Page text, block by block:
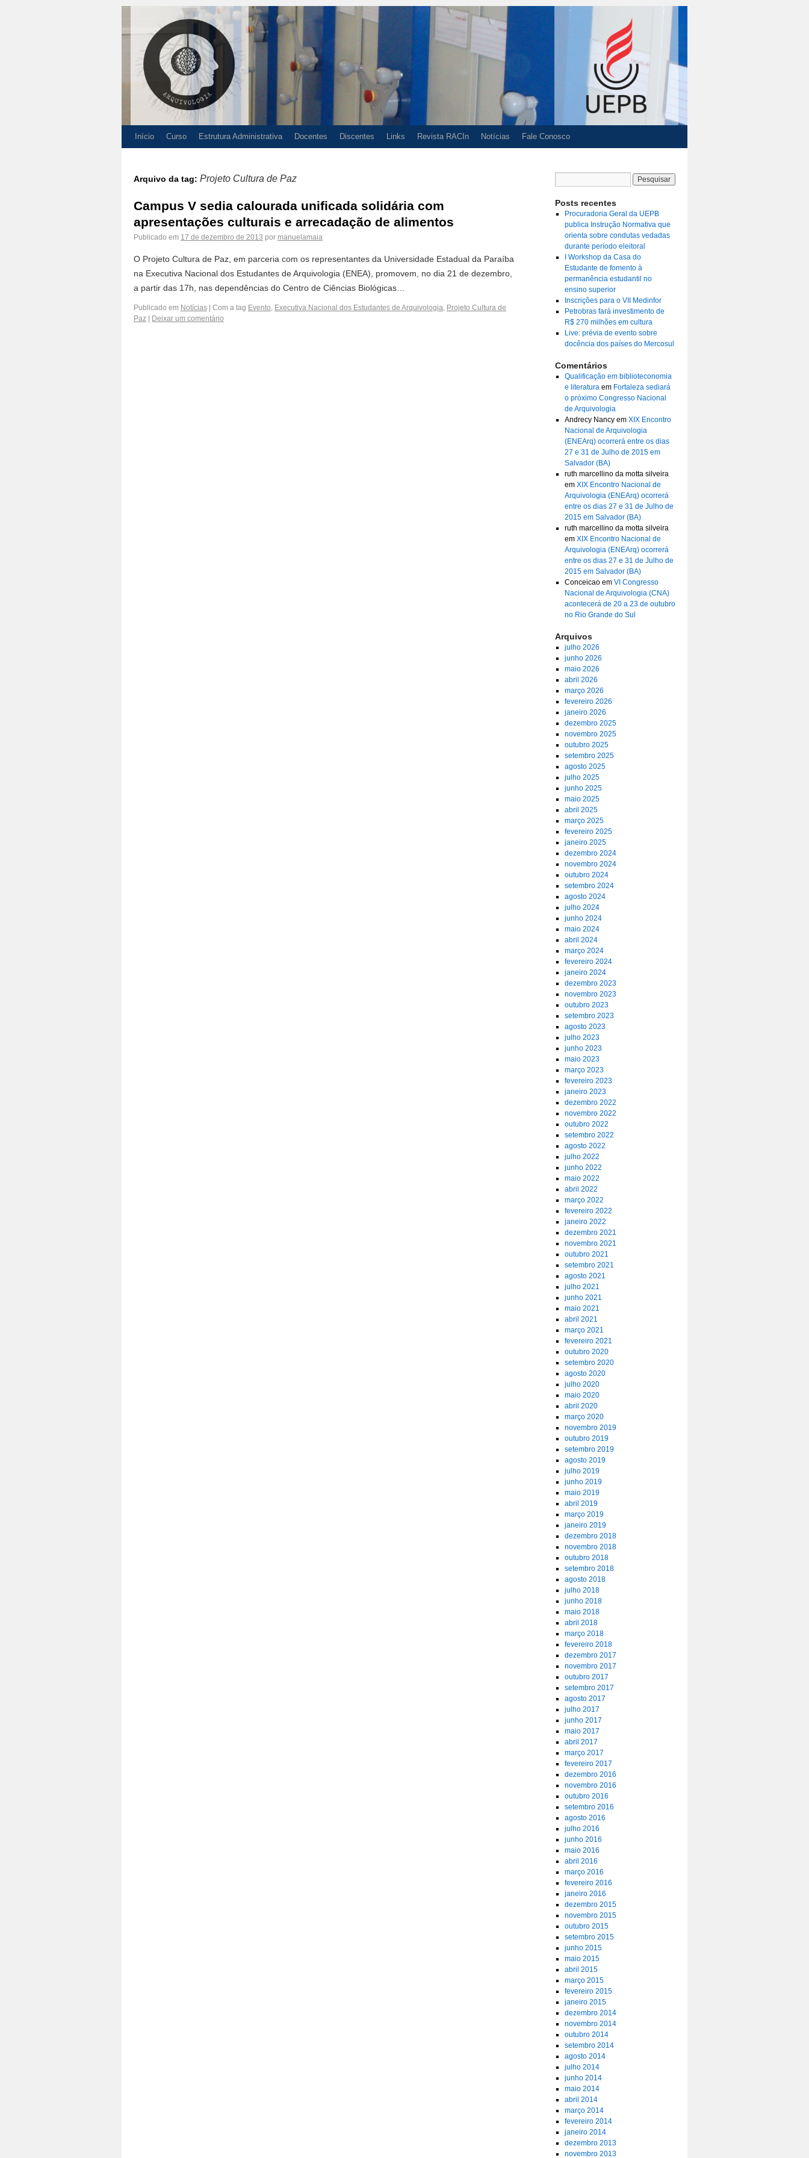
Início Curso Estrutura Administrativa Docentes Discentes Links Revista RACIn Notícias Fale Conosco
Arquivo da tag: Projeto Cultura de Paz
Campus V sedia calourada unificada solidária com
apresentações culturais e arrecadação de alimentos
Publicado em 17 de dezembro de 2013 por manuelamaia
O Projeto Cultura de Paz, em parceria com os representantes da Universidade Estadual da Paraíba
na Executiva Nacional dos Estudantes de Arquivologia (ENEA), promovem, no dia 21 de dezembro,
a partir das 17h, nas dependências do Centro de Ciências Biológicas…
Publicado em Notícias Com a tag Evento, Executiva Nacional dos Estudantes de Arquivologia, Projeto Cultura de
Paz
Deixar um comentário
Posts recentes
Procuradoria Geral da UEPB
publica Instrução Normativa que
orienta sobre condutas vedadas
durante período eleitoral
I Workshop da Casa do
Estudante de fomento à
permanência estudantil no
ensino superior
Inscrições para o VII Medinfor
Petrobras fará investimento de
R$ 270 milhões em cultura
Live: prévia de evento sobre
docência dos países do Mercosul
Comentários
Qualificação em biblioteconomia
e literaturaem Fortaleza sediará
o próximo Congresso Nacional
de Arquivologia
Andrecy Nancyem XIX Encontro
Nacional de Arquivologia
(ENEArq) ocorrerá entre os dias
27 e 31 de Julho de 2015 em
Salvador (BA)
ruth marcellino da motta silveira
em XIX Encontro Nacional de
Arquivologia (ENEArq) ocorrerá
entre os dias 27 e 31 de Julho de
2015 em Salvador (BA)
ruth marcellino da motta silveira
em XIX Encontro Nacional de
Arquivologia (ENEArq) ocorrerá
entre os dias 27 e 31 de Julho de
2015 em Salvador (BA)
Conceicaoem VI Congresso
Nacional de Arquivologia (CNA)
acontecerá de 20 a 23 de outubro
no Rio Grande do Sul
Arquivos
julho 2026
junho 2026
maio 2026
abril 2026
março 2026
fevereiro 2026
janeiro 2026
dezembro 2025
novembro 2025
outubro 2025
setembro 2025
agosto 2025
julho 2025
junho 2025
maio 2025
abril 2025
março 2025
fevereiro 2025
janeiro 2025
dezembro 2024
novembro 2024
outubro 2024
setembro 2024
agosto 2024
julho 2024
junho 2024
maio 2024
abril 2024
março 2024
fevereiro 2024
janeiro 2024
dezembro 2023
novembro 2023
outubro 2023
setembro 2023
agosto 2023
julho 2023
junho 2023
maio 2023
março 2023
fevereiro 2023
janeiro 2023
dezembro 2022
novembro 2022
outubro 2022
setembro 2022
agosto 2022
julho 2022
junho 2022
maio 2022
abril 2022
março 2022
fevereiro 2022
janeiro 2022
dezembro 2021
novembro 2021
outubro 2021
setembro 2021
agosto 2021
julho 2021
junho 2021
maio 2021
abril 2021
março 2021
fevereiro 2021
outubro 2020
setembro 2020
agosto 2020
julho 2020
maio 2020
abril 2020
março 2020
novembro 2019
outubro 2019
setembro 2019
agosto 2019
julho 2019
junho 2019
maio 2019
abril 2019
março 2019
janeiro 2019
dezembro 2018
novembro 2018
outubro 2018
setembro 2018
agosto 2018
julho 2018
junho 2018
maio 2018
abril 2018
março 2018
fevereiro 2018
dezembro 2017
novembro 2017
outubro 2017
setembro 2017
agosto 2017
julho 2017
junho 2017
maio 2017
abril 2017
março 2017
fevereiro 2017
dezembro 2016
novembro 2016
outubro 2016
setembro 2016
agosto 2016
julho 2016
junho 2016
maio 2016
abril 2016
março 2016
fevereiro 2016
janeiro 2016
dezembro 2015
novembro 2015
outubro 2015
setembro 2015
junho 2015
maio 2015
abril 2015
março 2015
fevereiro 2015
janeiro 2015
dezembro 2014
novembro 2014
outubro 2014
setembro 2014
agosto 2014
julho 2014
junho 2014
maio 2014
abril 2014
março 2014
fevereiro 2014
janeiro 2014
dezembro 2013
novembro 2013